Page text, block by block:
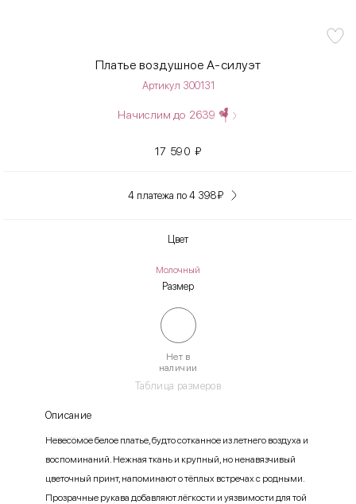
Платье воздушное А-силуэт
Артикул 300131
Начислим до 2639
17 590 ₽
4 платежа по 4 398₽
Цвет
Молочный
Размер
Таблица размеров
Нет в
наличии
Описание
Невесомое белое платье, будто сотканное из летнего воздуха и
воспоминаний. Нежная ткань и крупный, но ненавязчивый
цветочный принт, напоминают о тёплых встречах с родными.
Прозрачные рукава добавляют лёгкости и уязвимости для той